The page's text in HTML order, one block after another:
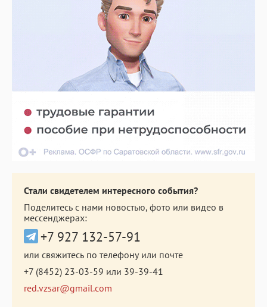
Стали свидетелем интересного события?
Поделитесь с нами новостью, фото или видео в
мессенджерах:
+7 927 132-57-91
или свяжитесь по телефону или почте
+7 (8452) 23-03-59 или 39-39-41
red.vzsar@gmail.com